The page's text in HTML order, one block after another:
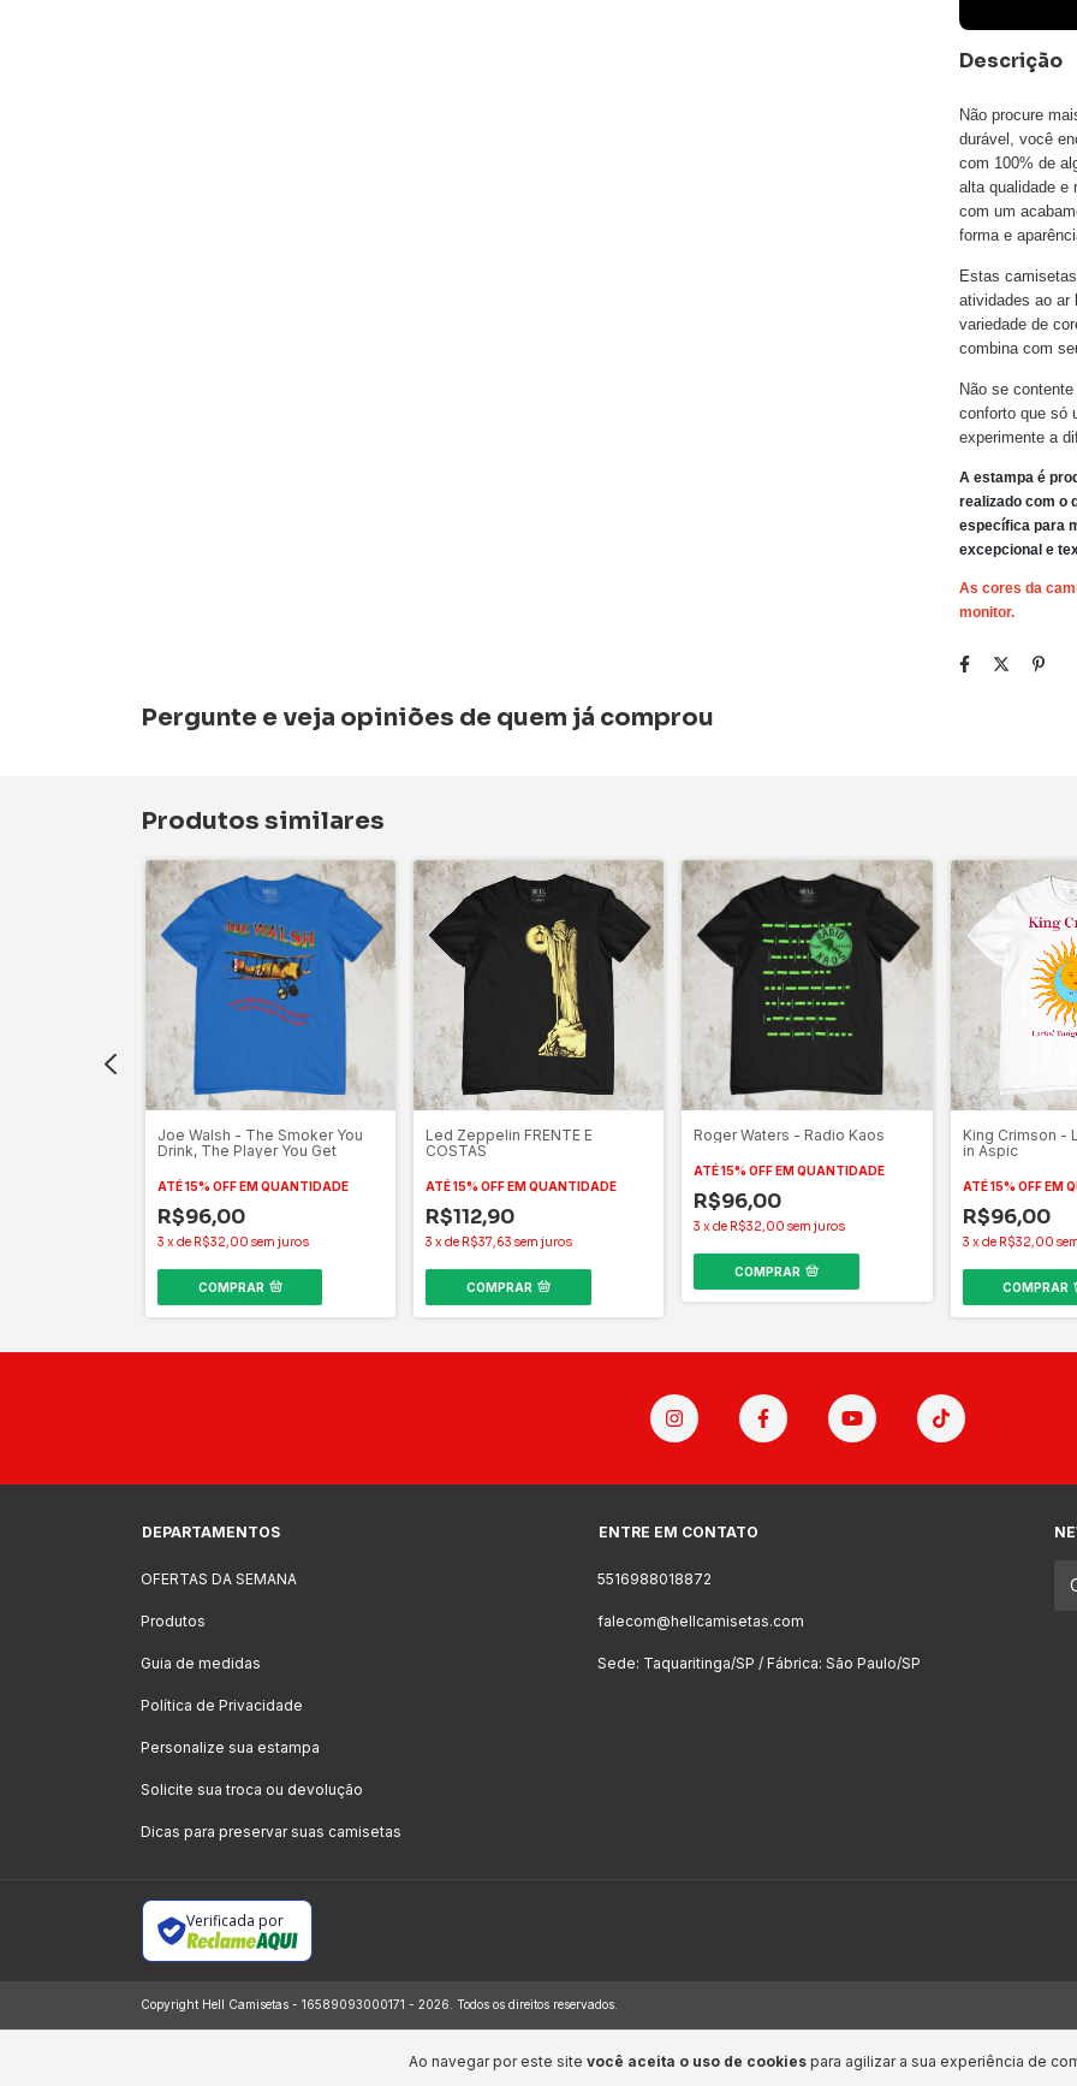
Ao navegar por este site você aceita o uso de cookies para agilizar a sua experiência de
Descrição
Não procure
durável, você
com 100% de
alta qualidade e
com um
forma e
Estas
atividades ao ar
variedade de
combina com
Não se
conforto que só
experimente a
A estampa é
realizado com o
específica para
excepcional e
As cores da
monitor.
Pergunte e veja opiniões de quem já comprou
Produtos similares
Joe Walsh - The Smoker You
Drink, The Player You Get
ATÉ 15% OFFEM QUANTIDADE
R$96,00
3 xde R$32,00 sem juros
COMPRAR
Led Zeppelin FRENTE E
COSTAS
ATÉ 15% OFFEM QUANTIDADE
R$112,90
3 xde R$37,63 sem juros
COMPRAR
Roger Waters - Radio Kaos
ATÉ 15% OFFEM QUANTIDADE
R$96,00
3 xde R$32,00 sem juros
COMPRAR
King Crimson -
in Aspic
ATÉ 15% OFF EM
R$96,00
3 xde R$32,00
COMPRAR
DEPARTAMENTOS
OFERTAS DA SEMANA
Produtos
Guia de medidas
Política de Privacidade
Personalize sua estampa
Solicite sua troca ou devolução
Dicas para preservar suas camisetas
ENTRE EM CONTATO
5516988018872
falecom@hellcamisetas.com
Sede: Taquaritinga/SP / Fábrica: São Paulo/SP
Verificada por
Copyright Hell Camisetas - 16589093000171 - 2026. Todos os direitos reservados.